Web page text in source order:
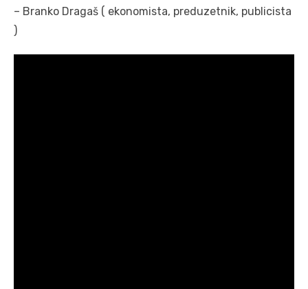
– Branko Dragaš ( ekonomista, preduzetnik, publicista
)